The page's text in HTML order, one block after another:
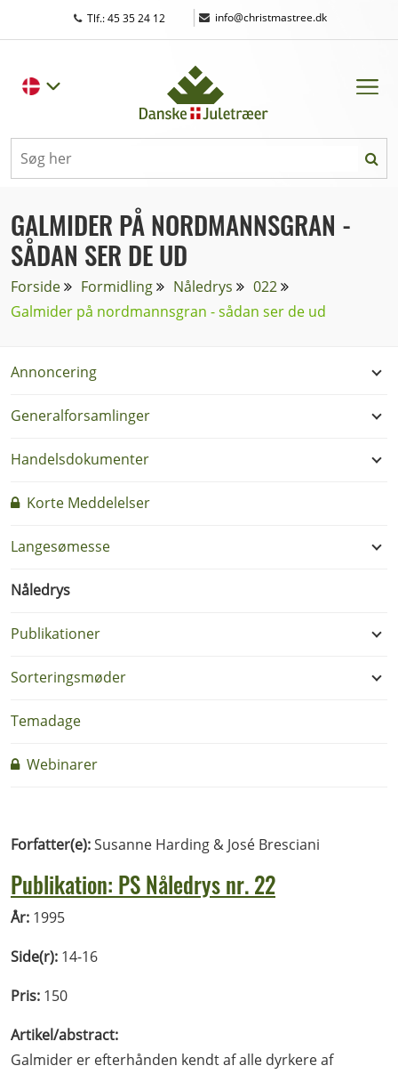
Tlf.: 45 35 24 12 | info@christmastree.dk
GALMIDER PÅ NORDMANNSGRAN -
SÅDAN SER DE UD
Forside Formidling Nåledrys
022
Galmider på nordmannsgran - sådan ser de ud
Annoncering
Generalforsamlinger
Handelsdokumenter
Korte Meddelelser
Langesømesse
Nåledrys
Publikationer
Sorteringsmøder
Temadage
Webinarer
Forfatter(e):Susanne Harding & José Bresciani
Publikation: PS Nåledrys nr. 22
År: 1995
Side(r): 14-16
Pris: 150
Artikel/abstract:
Galmider er efterhånden kendt af alle dyrkere af